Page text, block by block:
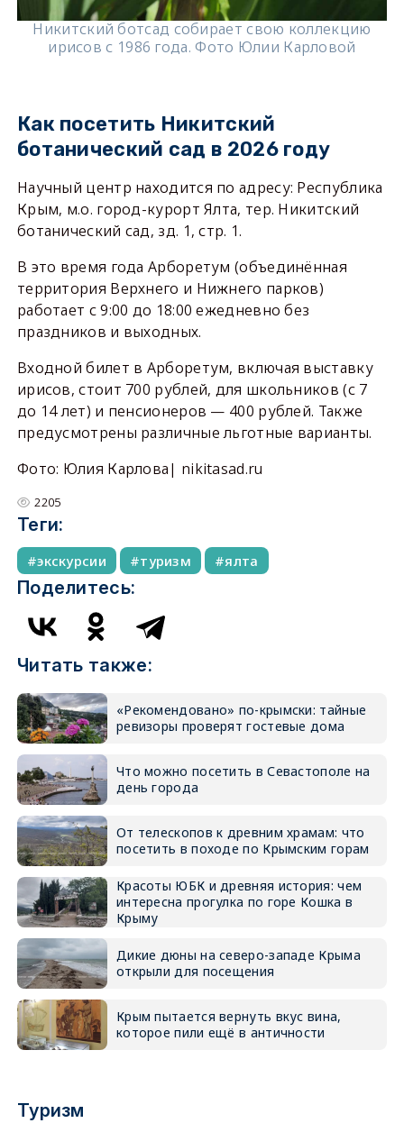
Никитский ботсад собирает свою коллекцию
ирисов с 1986 года. Фото Юлии Карловой
Как посетить Никитский
ботанический сад в 2026 году
Научный центр находится по адресу: Республика
Крым, м.о. город-курорт Ялта, тер. Никитский
ботанический сад, зд. 1, стр. 1.
В это время года Арборетум (объединённая
территория Верхнего и Нижнего парков)
работает с 9:00 до 18:00 ежедневно без
праздников и выходных.
Входной билет в Арборетум, включая выставку
ирисов, стоит 700 рублей, для школьников (с 7
до 14 лет) и пенсионеров — 400 рублей. Также
предусмотрены различные льготные варианты.
Фото: Юлия Карлова| nikitasad.ru
2205
Теги:
экскурсии туризм ялта
Поделитесь:
Читать также:
«Рекомендовано» по-крымски: тайные
ревизоры проверят гостевые дома
Что можно посетить в Севастополе на
день города
От телескопов к древним храмам: что
посетить в походе по Крымским горам
Красоты ЮБК и древняя история: чем
интересна прогулка по горе Кошка в
Крыму
Дикие дюны на северо-западе Крыма
открыли для посещения
Крым пытается вернуть вкус вина,
которое пили ещё в античности
Туризм